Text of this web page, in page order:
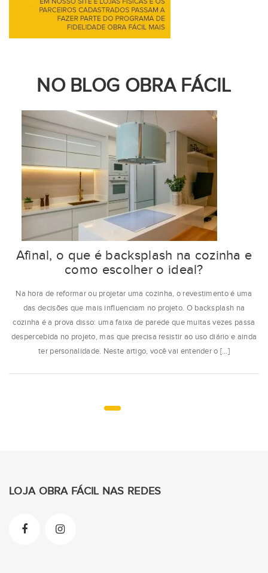
NO BLOG OBRA FÁCIL
Afinal, o que é backsplash na cozinha e
como escolher o ideal?
Na hora de reformar ou projetar uma cozinha, o revestimento é uma
das decisões que mais influenciam no projeto. O backsplash na
cozinha é a prova disso: uma faixa de parede que muitas vezes passa
despercebida no projeto, mas que precisa resistir ao uso diário e ainda
ter personalidade. Neste artigo, você vai entender o […]
LOJA OBRA FÁCIL NAS REDES